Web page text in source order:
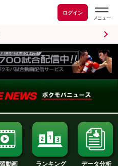
ログイン